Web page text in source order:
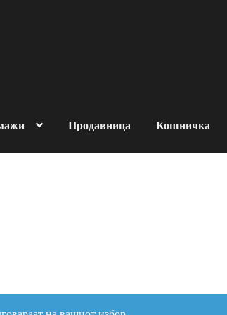
Продавница Кошничка